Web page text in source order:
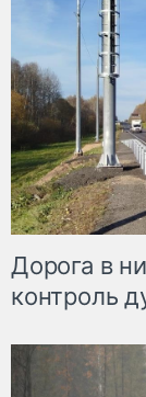
Дорога в
контроль